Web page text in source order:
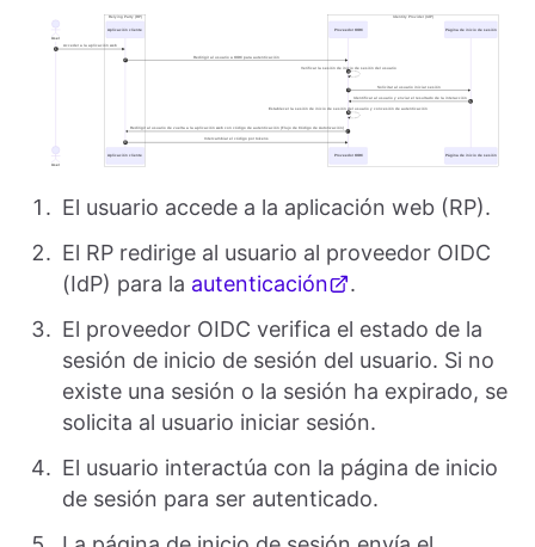
El usuario accede a la aplicación web (RP).
El RP redirige al usuario al proveedor OIDC
(IdP) para la autenticación
.
El proveedor OIDC verifica el estado de la
sesión de inicio de sesión del usuario. Si no
existe una sesión o la sesión ha expirado, se
solicita al usuario iniciar sesión.
El usuario interactúa con la página de inicio
de sesión para ser autenticado.